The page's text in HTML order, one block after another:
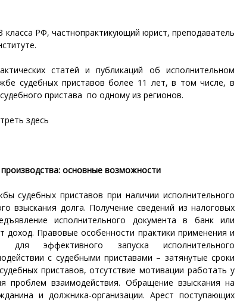
РФ, частнопрактикующий юрист, преподаватель
статей и публикаций об исполнительном
судебных приставов более 11 лет, в том числе, в
пристава по одному из регионов.
здесь
основные возможности
судебных приставов при наличии исполнительного
взыскания долга. Получение сведений из налоговых
исполнительного документа в банк или
доход. Правовые особенности практики применения и
эффективного запуска исполнительного
с судебными приставами – затянутые сроки
приставов, отсутствие мотивации работать у
проблем взаимодействия. Обращение взыскания на
и должника-организации. Арест поступающих